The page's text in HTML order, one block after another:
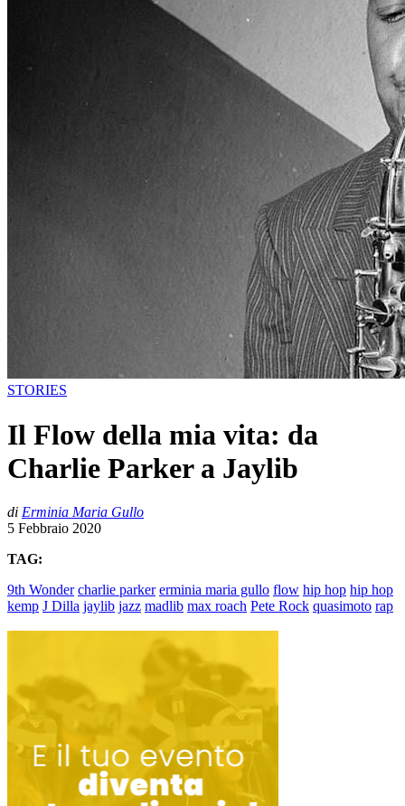
STORIES
Il Flow della mia vita: da
Charlie Parker a Jaylib
di Erminia Maria Gullo
5 Febbraio 2020
TAG:
9th Wonder charlie parker erminia maria gullo flow hip hop hip hop
kemp J Dilla jaylib jazz madlib max roach Pete Rock quasimoto rap